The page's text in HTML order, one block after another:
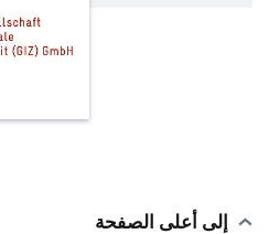
إلى أعلى الصفحة